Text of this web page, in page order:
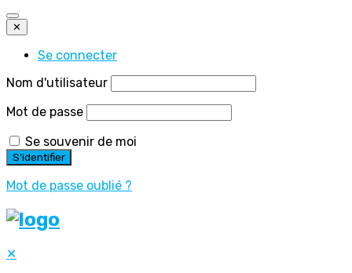
✕
Se connecter
Nom d'utilisateur
Mot de passe
Se souvenir de moi
Mot de passe oublié ?
✕